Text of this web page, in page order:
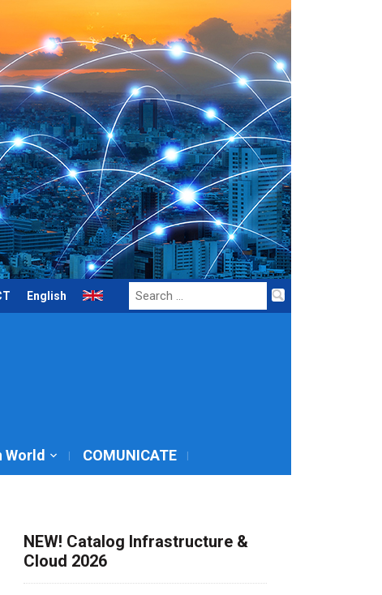
English
Search
for:
World COMUNICATE
NEW! Catalog Infrastructure &
Cloud 2026